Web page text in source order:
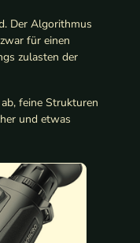
Der Algorithmus
für einen
zulasten der
feine Strukturen
und etwas